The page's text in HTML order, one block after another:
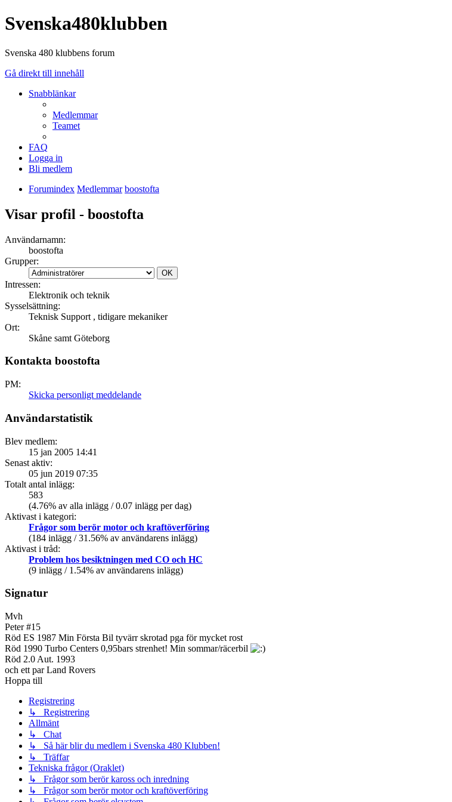
Svenska480klubben
Svenska 480 klubbens forum
Gå direkt till innehåll
Snabblänkar
Medlemmar
Teamet
FAQ
Logga in
Bli medlem
Forumindex Medlemmar boostofta
Visar profil - boostofta
Användarnamn:
boostofta
Grupper:
Intressen:
Elektronik och teknik
Sysselsättning:
Teknisk Support , tidigare mekaniker
Ort:
Skåne samt Göteborg
Kontakta boostofta
PM:
Skicka personligt meddelande
Användarstatistik
Blev medlem:
15 jan 2005 14:41
Senast aktiv:
05 jun 2019 07:35
Totalt antal inlägg:
583
(4.76% av alla inlägg / 0.07 inlägg per dag)
Aktivast i kategori:
Frågor som berör motor och kraftöverföring
(184 inlägg / 31.56% av användarens inlägg)
Aktivast i tråd:
Problem hos besiktningen med CO och HC
(9 inlägg / 1.54% av användarens inlägg)
Signatur
Mvh
Peter #15
Röd ES 1987 Min Första Bil tyvärr skrotad pga för mycket rost
Röd 1990 Turbo Centers 0,95bars strenhet! Min sommar/räcerbil
Röd 2.0 Aut. 1993
och ett par Land Rovers
Hoppa till
Registrering
↳ Registrering
Allmänt
↳ Chat
↳ Så här blir du medlem i Svenska 480 Klubben!
↳ Träffar
Tekniska frågor (Oraklet)
↳ Frågor som berör kaross och inredning
↳ Frågor som berör motor och kraftöverföring